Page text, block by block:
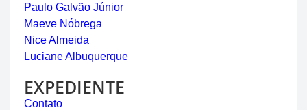
Paulo Galvão Júnior
Maeve Nóbrega
Nice Almeida
Luciane Albuquerque
EXPEDIENTE
Contato